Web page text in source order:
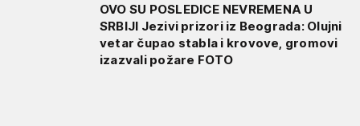
OVO SU POSLEDICE NEVREMENA U
SRBIJI Jezivi prizori iz Beograda: Olujni
vetar čupao stabla i krovove, gromovi
izazvali požare FOTO